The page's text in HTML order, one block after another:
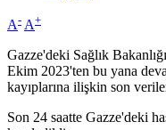
A- A+
Gazze'deki Sağlık
Ekim 2023'ten bu yana
kayıplarına ilişkin son
Son 24 saatte Gazze'deki